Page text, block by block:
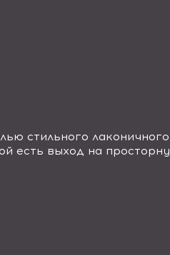
стильного
есть выход на